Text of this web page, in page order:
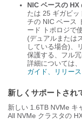
NIC ベースの
たは 25 ギガビッ
チの NIC ベース
ード トポロジで
(デュアルまたは
している場合)、
保護する、フル
詳細については
ガイド、リリー
新しくサポートされ
新しい 1.6TB NVMe キ
All NVMe クラスタの